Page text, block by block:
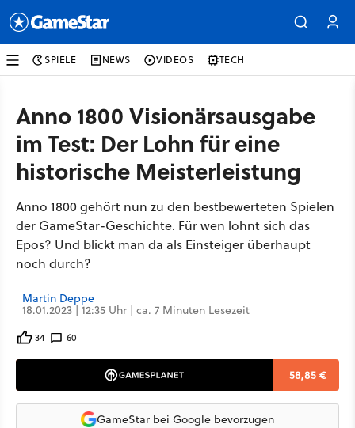
SPIELE NEWS VIDEOS TECH
Anno 1800 Visionärsausgabe
im Test: Der Lohn für eine
historische Meisterleistung
Anno 1800 gehört nun zu den bestbewerteten Spielen
der GameStar-Geschichte. Für wen lohnt sich das
Epos? Und blickt man da als Einsteiger überhaupt
noch durch?
Martin Deppe
18.01.2023 | 12:35 Uhr | ca. 7 Minuten Lesezeit
34 60
58,85 €
GameStar bei Google bevorzugen